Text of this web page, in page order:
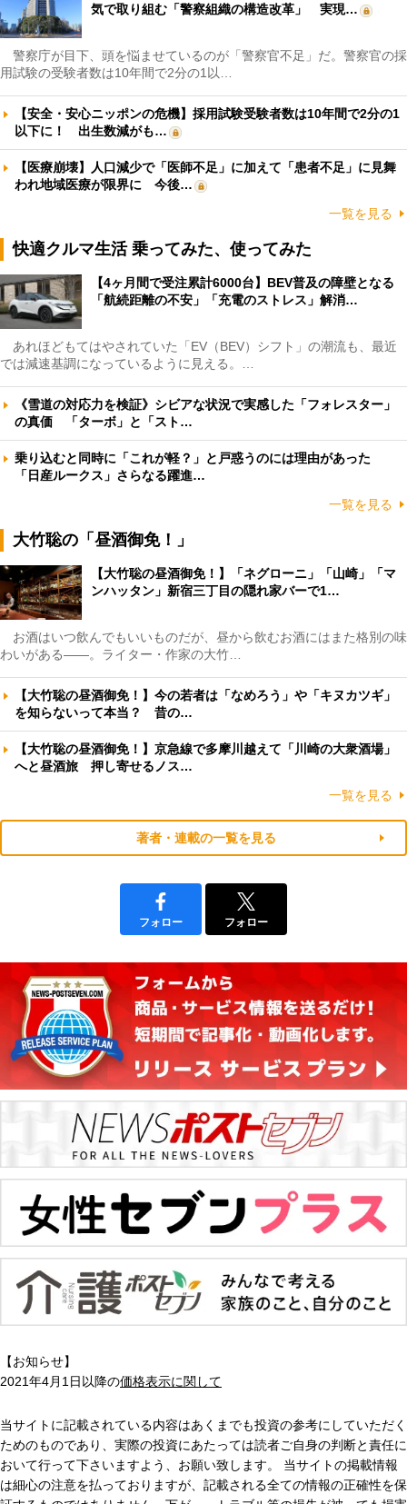
気で取り組む「警察組織の構造改革」 実現…
警察庁が目下、頭を悩ませているのが「警察官不足」だ。警察官の採
用試験の受験者数は10年間で2分の1以…
【安全・安心ニッポンの危機】採用試験受験者数は10年間で2分の1
以下に！ 出生数減がも…
【医療崩壊】人口減少で「医師不足」に加えて「患者不足」に見舞
われ地域医療が限界に 今後…
一覧を見る
快適クルマ生活 乗ってみた、使ってみた
【4ヶ月間で受注累計6000台】BEV普及の障壁となる
「航続距離の不安」「充電のストレス」解消…
あれほどもてはやされていた「EV（BEV）シフト」の潮流も、最近
では減速基調になっているように見える。…
《雪道の対応力を検証》シビアな状況で実感した「フォレスター」
の真価 「ターボ」と「スト…
乗り込むと同時に「これが軽？」と戸惑うのには理由があった
「日産ルークス」さらなる躍進…
一覧を見る
大竹聡の「昼酒御免！」
【大竹聡の昼酒御免！】「ネグローニ」「山崎」「マ
ンハッタン」新宿三丁目の隠れ家バーで1…
お酒はいつ飲んでもいいものだが、昼から飲むお酒にはまた格別の味
わいがある――。ライター・作家の大竹…
【大竹聡の昼酒御免！】今の若者は「なめろう」や「キヌカツギ」
を知らないって本当？ 昔の…
【大竹聡の昼酒御免！】京急線で多摩川越えて「川崎の大衆酒場」
へと昼酒旅 押し寄せるノス…
一覧を見る
著者・連載の一覧を見る
フォロー フォロー
【お知らせ】
2021年4月1日以降の価格表示に関して
当サイトに記載されている内容はあくまでも投資の参考にしていただく
ためのものであり、実際の投資にあたっては読者ご自身の判断と責任に
おいて行って下さいますよう、お願い致します。 当サイトの掲載情報
は細心の注意を払っておりますが、記載される全ての情報の正確性を保